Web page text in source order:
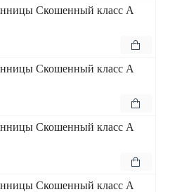
Скошенный класс А
Скошенный класс А
Скошенный класс А
Скошенный класс А